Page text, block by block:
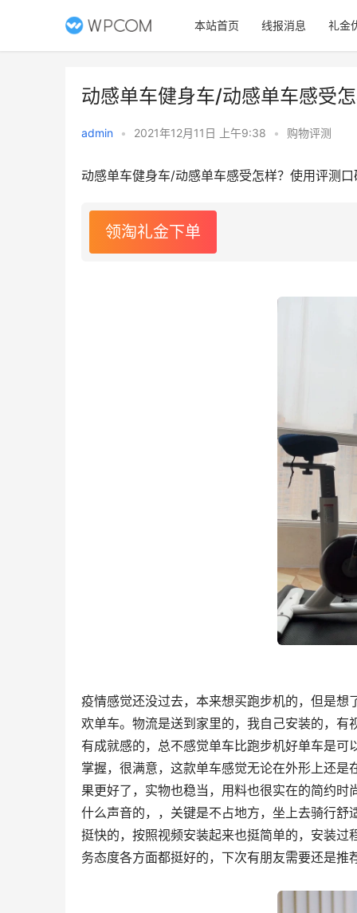
本站首页 线报消息 礼金
动感单车健身车/动感单车感受
admin • 2021年12月11日 上午9:38 • 购物评测
动感单车健身车/动感单车感受怎样？使用评测
领淘礼金下单
疫情感觉还没过去，本来想买跑步机的，但是
欢单车。物流是送到家里的，我自己安装的，
有成就感的，总不感觉单车比跑步机好单车是
掌握，很满意，这款单车感觉无论在外形上还
果更好了，实物也稳当，用料也很实在的简约
什么声音的，，关键是不占地方，坐上去骑行
挺快的，按照视频安装起来也挺简单的，安装
务态度各方面都挺好的，下次有朋友需要还是推